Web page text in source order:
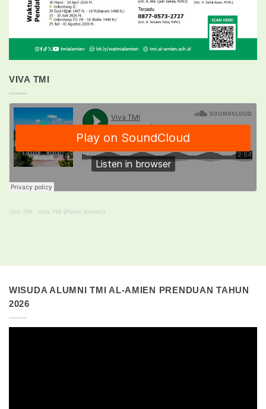
VIVA TMI
Viva TMI · Viva TMI (Piano Version)
WISUDA ALUMNI TMI AL-AMIEN PRENDUAN TAHUN
2026